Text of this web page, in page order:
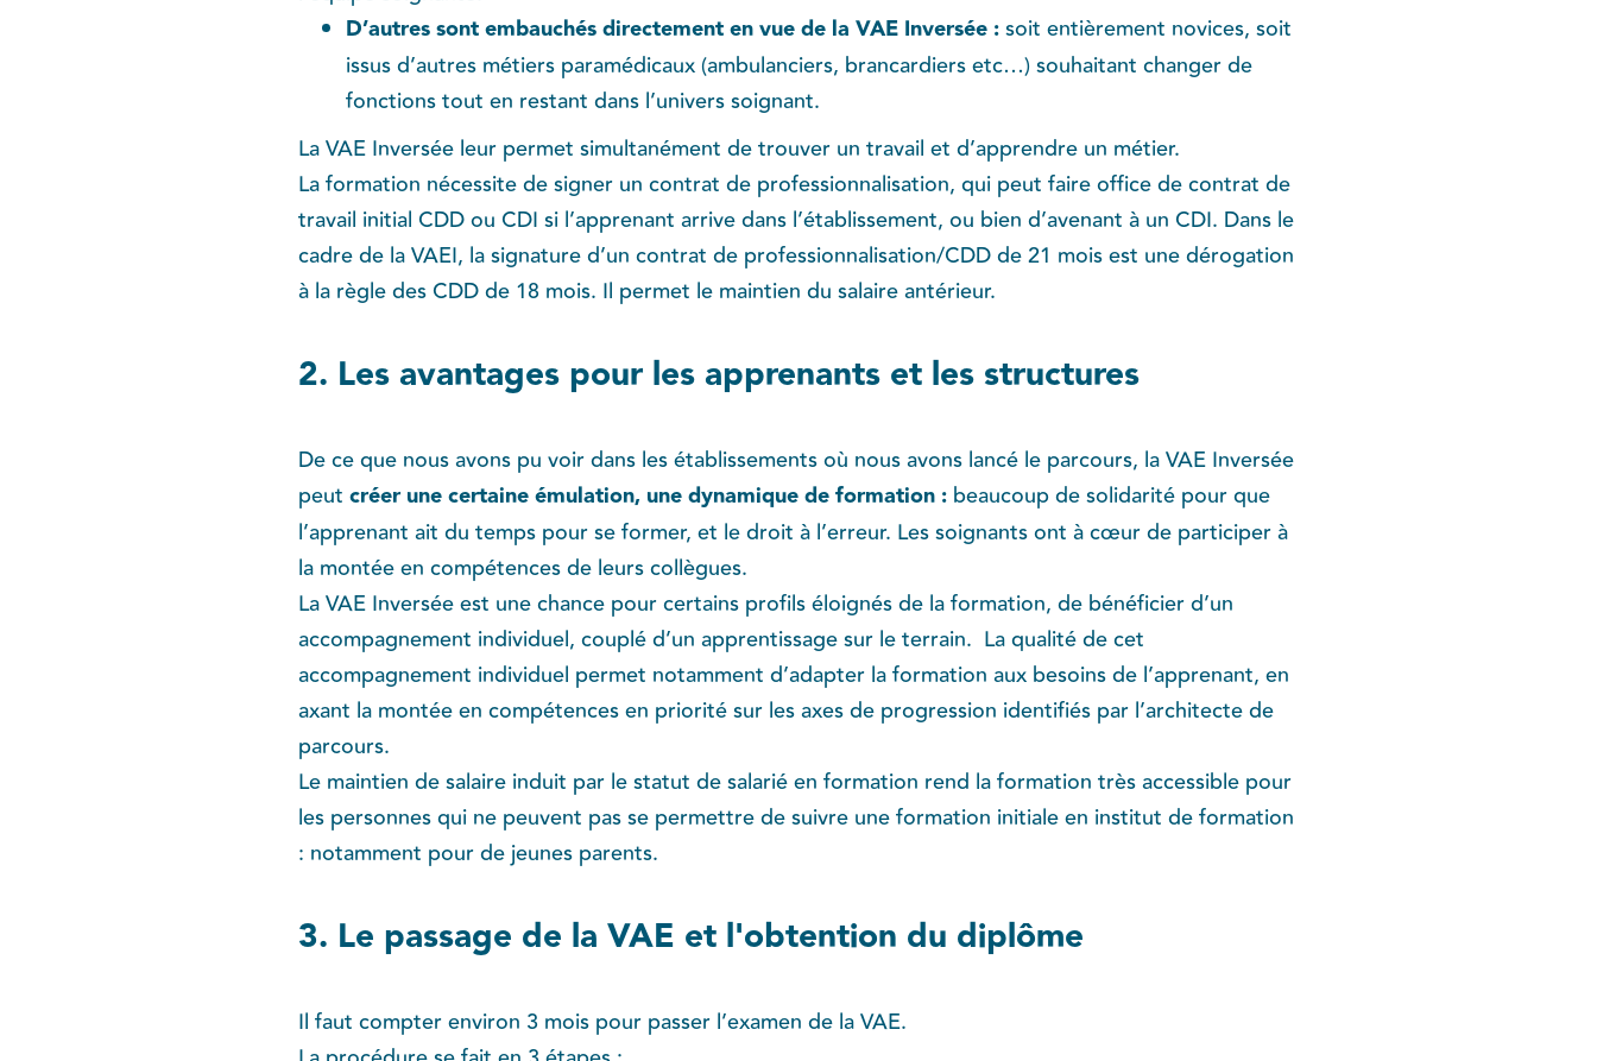
D’autres sont embauchés directement en vue de la VAE Inversée :soit entièrement novices, soit
issus d’autres métiers paramédicaux (ambulanciers, brancardiers etc…) souhaitant changer de
fonctions tout en restant dans l’univers soignant.
La VAE Inversée leur permet simultanément de trouver un travail et d’apprendre un métier.
La formation nécessite de signer un contrat de professionnalisation, qui peut faire office de contrat de
travail initial CDD ou CDI si l’apprenant arrive dans l’établissement, ou bien d’avenant à un CDI. Dans le
cadre de la VAEI, la signature d’un contrat de professionnalisation/CDD de 21 mois est une dérogation
à la règle des CDD de 18 mois. Il permet le maintien du salaire antérieur.
2. Les avantages pour les apprenants et les structures
De ce que nous avons pu voir dans les établissements où nous avons lancé le parcours, la VAE Inversée
peutcréer une certaine émulation, une dynamique de formation : beaucoup de solidarité pour que
l’apprenant ait du temps pour se former, et le droit à l’erreur. Les soignants ont à cœur de participer à
la montée en compétences de leurs collègues.
La VAE Inversée est une chance pour certains profils éloignés de la formation, de bénéficier d’un
accompagnement individuel, couplé d’un apprentissage sur le terrain. La qualité de cet
accompagnement individuel permet notamment d’adapter la formation aux besoins de l’apprenant, en
axant la montée en compétences en priorité sur les axes de progression identifiés par l’architecte de
parcours.
Le maintien de salaire induit par le statut de salarié en formation rend la formation très accessible pour
les personnes qui ne peuvent pas se permettre de suivre une formation initiale en institut de formation
: notamment pour de jeunes parents.
3. Le passage de la VAE et l'obtention du diplôme
Il faut compter environ 3 mois pour passer l’examen de la VAE.